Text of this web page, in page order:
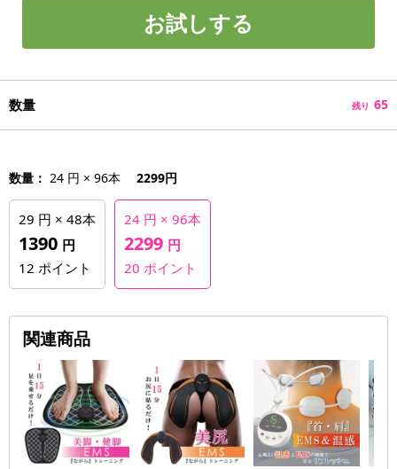
お試しする
数量 残り 65
数量： 24 円 × 96本 2299円
29 円 × 48本
1390 円
12 ポイント
24 円 × 96本
2299 円
20 ポイント
関連商品